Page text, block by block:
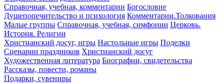
Справочная, учебная, комментарии Богословие
Душепопечительство и психология Комментарии.Толкования
Малые группы Справочная, учебная, симфонии Церковь.
История. Религии
Христианский досуг, игры Настольные игры Поделки
Сценарии праздников Христианский досуг
Художественная литература Биографии, свидетельства
Рассказы, повести, романы
Подарки, сувениры